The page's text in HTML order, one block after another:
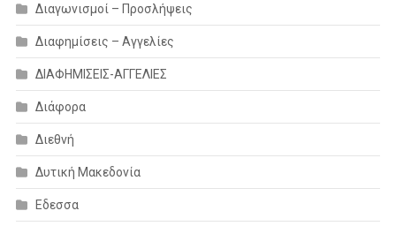
Διαγωνισμοί – Προσλήψεις
Διαφημίσεις – Αγγελίες
ΔΙΑΦΗΜΙΣΕΙΣ-ΑΓΓΕΛΙΕΣ
Διάφορα
Διεθνή
Δυτική Μακεδονία
Εδεσσα